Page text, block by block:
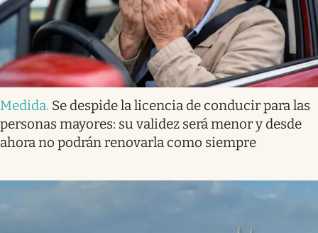
Medida. Se despide la licencia de conducir para las
personas mayores: su validez será menor y desde
ahora no podrán renovarla como siempre